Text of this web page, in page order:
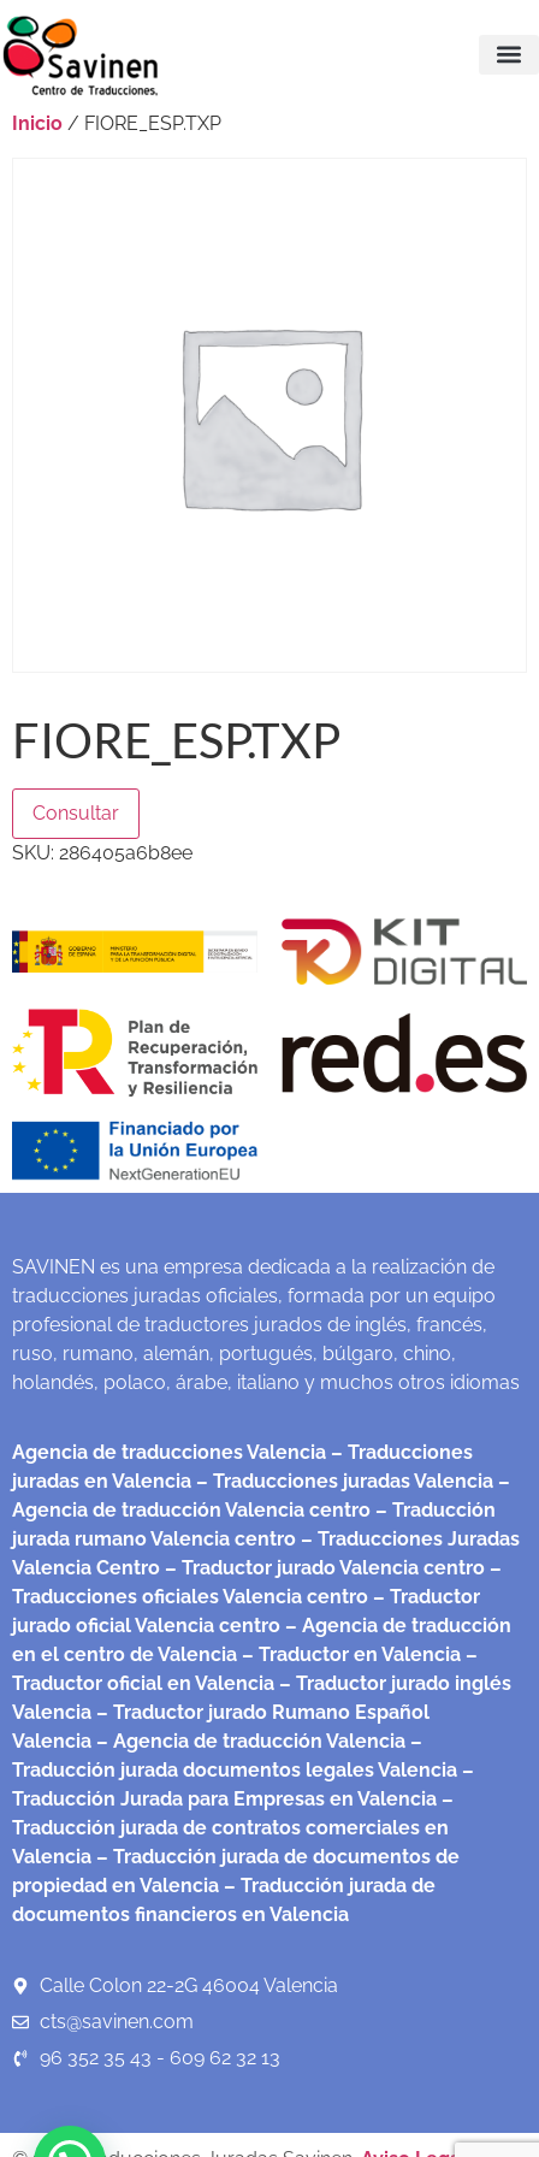
Inicio / FIORE_ESP.TXP
FIORE_ESP.TXP
Consultar
SKU: 286405a6b8ee
SAVINEN es una empresa dedicada a la realización de
traducciones juradas oficiales, formada por un equipo
profesional de traductores jurados de inglés, francés,
ruso, rumano, alemán, portugués, búlgaro, chino,
holandés, polaco, árabe, italiano y muchos otros idiomas
Agencia de traducciones Valencia – Traducciones
juradas en Valencia – Traducciones juradas Valencia –
Agencia de traducción Valencia centro – Traducción
jurada rumano Valencia centro – Traducciones Juradas
Valencia Centro – Traductor jurado Valencia centro –
Traducciones oficiales Valencia centro – Traductor
jurado oficial Valencia centro – Agencia de traducción
en el centro de Valencia – Traductor en Valencia –
Traductor oficial en Valencia – Traductor jurado inglés
Valencia – Traductor jurado Rumano Español
Valencia – Agencia de traducción Valencia –
Traducción jurada documentos legales Valencia –
Traducción Jurada para Empresas en Valencia –
Traducción jurada de contratos comerciales en
Valencia – Traducción jurada de documentos de
propiedad en Valencia – Traducción jurada de
documentos financieros en Valencia
Calle Colon 22-2G 46004 Valencia
cts@savinen.com
96 352 35 43 - 609 62 32 13